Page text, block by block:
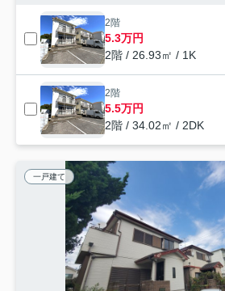
2階
5.3万円
2階 / 26.93㎡ / 1K
2階
5.5万円
2階 / 34.02㎡ / 2DK
一戸建て